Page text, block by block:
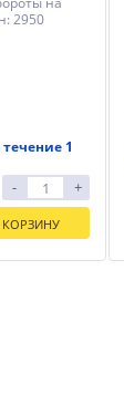
2950
1
- +
КОРЗИНУ